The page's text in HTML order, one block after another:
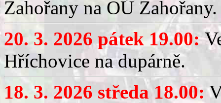
Zahořany na OÚ Zahořany.
20. 3. 2026 pátek 19.00:
Hříchovice na dupárně.
18. 3. 2026 středa 18.00: